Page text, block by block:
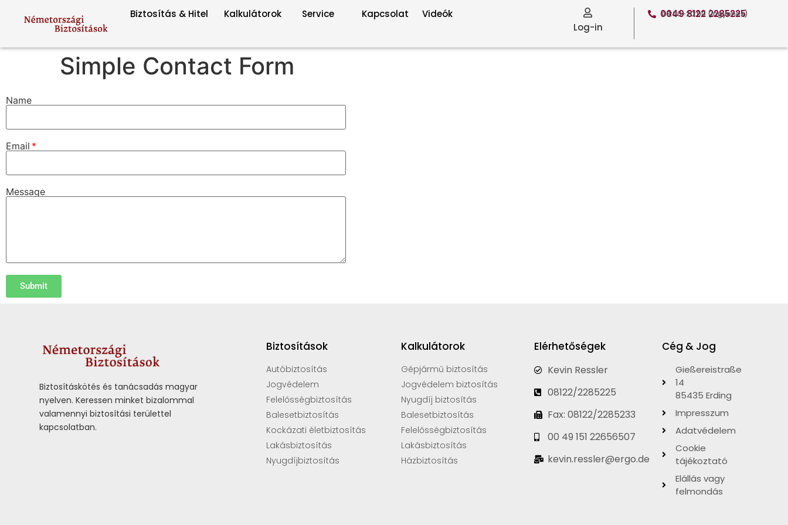
Biztosítás & Hitel Kalkulátorok Service Kapcsolat
Videók
Log-in
0049 8122 2285225
08:00-20:00 (ingyenes)
Simple Contact Form
Name
Email
Message
Submit
Biztosításkötés és tanácsadás magyar
nyelven.Keressen minket bizalommal
valamennyi biztosítási területtel
kapcsolatban.
Biztosítások
Autóbiztosítás
Jogvédelem
Felelősségbiztosítás
Balesetbiztosítás
Kockázati életbiztosítás
Lakásbiztosítás
Nyugdíjbiztosítás
Kalkulátorok
Gépjármű biztosítás
Jogvédelem biztosítás
Nyugdíj biztosítás
Balesetbiztosítás
Felelősségbiztosítás
Lakásbiztosítás
Házbiztosítás
Elérhetőségek
Kevin Ressler
08122/2285225
Fax: 08122/2285233
00 49 151 22656507
kevin.ressler@ergo.de
Cég & Jog
Gießereistraße
14
85435 Erding
Impresszum
Adatvédelem
Cookie
tájékoztató
Elállás vagy
felmondás